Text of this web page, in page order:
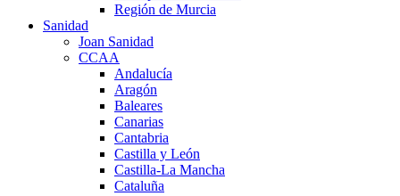
Región de Murcia
Sanidad
Joan Sanidad
CCAA
Andalucía
Aragón
Baleares
Canarias
Cantabria
Castilla y León
Castilla-La Mancha
Cataluña